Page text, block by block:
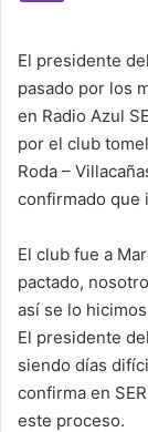
El presidente
pasado por los
en Radio Azul
por el club
Roda –
confirmado que
El club fue a
pactado,
así se lo
El presidente
siendo días
confirma en
este proceso.